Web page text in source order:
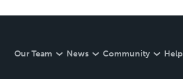
Our Team News Community Help